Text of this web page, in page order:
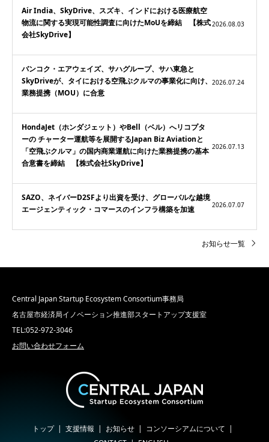
Air India、SkyDrive、スズキ、インドにおける医療航空
物流に関する実現可能性調査に向けたMoUを締結 【株式
会社SkyDrive】
2026.08.03
バンコク・エアウェイズ、サハグループ、サハ東急と
SkyDriveが、タイにおける空飛ぶクルマの事業化に向け、
業務提携（MOU）に合意
2026.07.24
HondaJet（ホンダジェット）やBell（ベル）へリコプタ
ーの チャーター運航等を展開するJapan Biz Aviationと
「空飛ぶクルマ」の国内商業運航に向けた業務提携の基本
合意書を締結 【株式会社SkyDrive】
2026.07.13
SAZO、ネイバーD2SFより出資を受け、グローバルな越境
エージェンティック・コマースのインフラ構築を加速
2026.07.07
お知らせ一覧
Central Japan Startup Ecosystem Consortium事務局
名古屋市経済局イノベーション推進部スタートアップ支援室
TEL:052-972-3046
お問い合わせフォーム
トップ 支援情報 お知らせ
コンソーシアムについて